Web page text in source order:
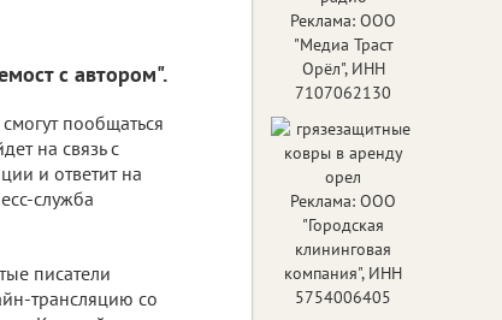
с автором".
пообщаться
на связь с
и ответит на
служба
писатели
трансляцию со
Реклама: ООО
"Медиа Траст
Орёл", ИНН
7107062130
Реклама: ООО
"Городская
клининговая
компания", ИНН
5754006405